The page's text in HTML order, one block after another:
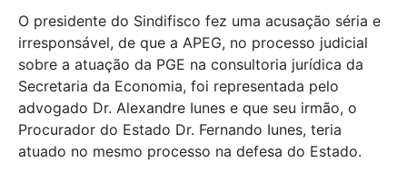
O presidente do Sindifisco fez uma acusação séria e
irresponsável, de que a APEG, no processo judicial
sobre a atuação da PGE na consultoria jurídica da
Secretaria da Economia, foi representada pelo
advogado Dr. Alexandre Iunes e que seu irmão, o
Procurador do Estado Dr. Fernando Iunes, teria
atuado no mesmo processo na defesa do Estado.